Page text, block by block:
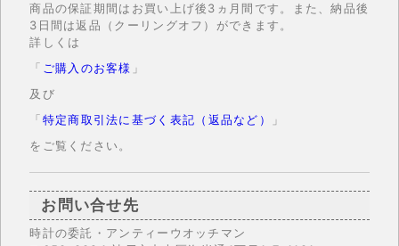
商品の保証期間はお買い上げ後3ヵ月間です。また、納品後
3日間は返品（クーリングオフ）ができます。
詳しくは
「 ご購入のお客様 」
及び
「特定商取引法に基づく表記（返品など）
」
をご覧ください。
お問い合せ先
時計の委託・アンティーウオッチマン